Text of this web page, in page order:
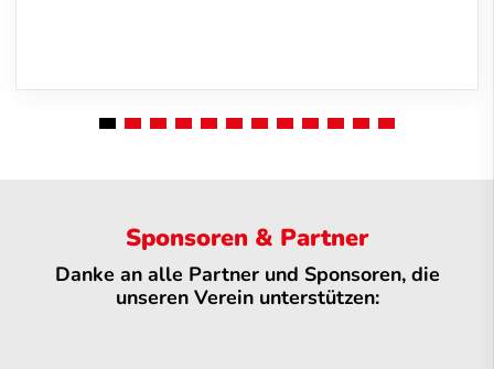
Sponsoren & Partner
Danke an alle Partner und Sponsoren, die
unseren Verein unterstützen: